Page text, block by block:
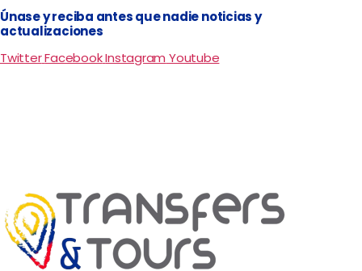
Únase y reciba antes que nadie noticias y
actualizaciones
TwitterFacebookInstagram Youtube